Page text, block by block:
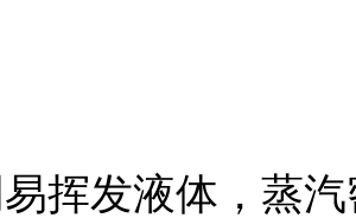
挥发液体，蒸